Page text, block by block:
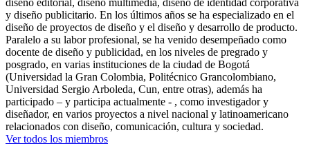
diseño editorial, diseño multimedia, diseño de identidad corporativa
y diseño publicitario. En los últimos años se ha especializado en el
diseño de proyectos de diseño y el diseño y desarrollo de producto.
Paralelo a su labor profesional, se ha venido desempeñado como
docente de diseño y publicidad, en los niveles de pregrado y
posgrado, en varias instituciones de la ciudad de Bogotá
(Universidad la Gran Colombia, Politécnico Grancolombiano,
Universidad Sergio Arboleda, Cun, entre otras), además ha
participado – y participa actualmente - , como investigador y
diseñador, en varios proyectos a nivel nacional y latinoamericano
relacionados con diseño, comunicación, cultura y sociedad.
Ver todos los miembros